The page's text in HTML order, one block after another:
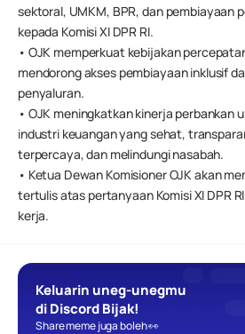
sektoral, UMKM, BPR, dan pembiayaan
kepada Komisi XI DPR RI.
• OJK memperkuat kebijakan
mendorong akses pembiayaan inklusif
penyaluran.
• OJK meningkatkan kinerja perbankan
industri keuangan yang sehat,
terpercaya, dan melindungi nasabah.
• Ketua Dewan Komisioner OJK akan
tertulis atas pertanyaan Komisi XI DPR
kerja.
Keluarin uneg-unegmu
di Discord Bijak!
Share meme juga boleh 👀